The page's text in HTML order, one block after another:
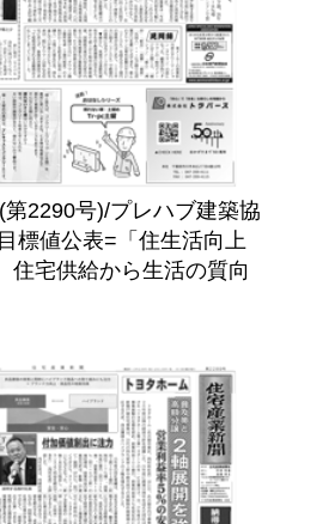
2290号)/プレハブ建築協
標値公表=「住生活向上
住宅供給から生活の質向